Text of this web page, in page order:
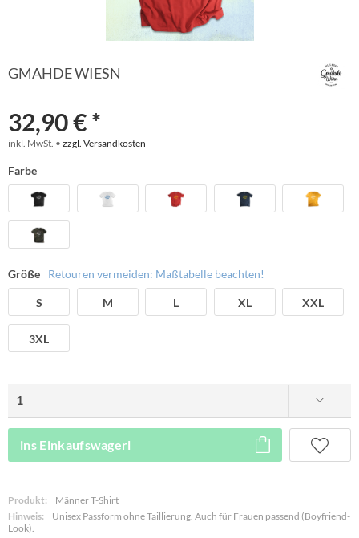
GMAHDE WIESN
32,90 € *
inkl. MwSt. • zzgl. Versandkosten
Farbe
Größe Retouren vermeiden: Maßtabelle beachten!
S M L XL XXL
3XL
ins Einkaufswagerl
Produkt:
Männer T-Shirt
Hinweis:
Unisex Passform ohne Taillierung. Auch für Frauen passend (Boyfriend-
Look).